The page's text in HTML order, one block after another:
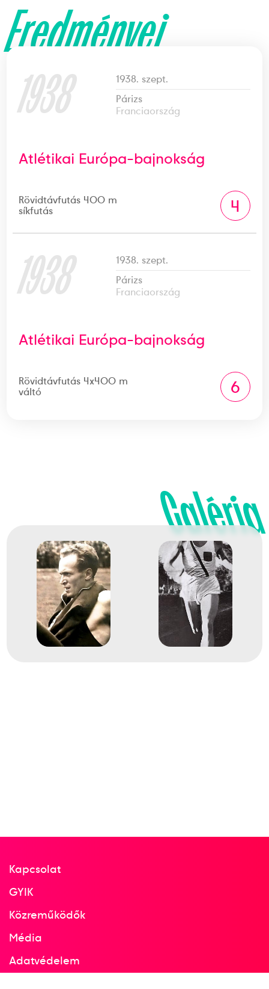
Eredményei
1938
1938. szept.
Párizs
Franciaország
Atlétikai Európa-bajnokság
Rövidtávfutás 400 m
síkfutás
4
1938
1938. szept.
Párizs
Franciaország
Atlétikai Európa-bajnokság
Rövidtávfutás 4x400 m
váltó
6
Galéria
Kapcsolat
GYIK
Közreműködők
Média
Adatvédelem